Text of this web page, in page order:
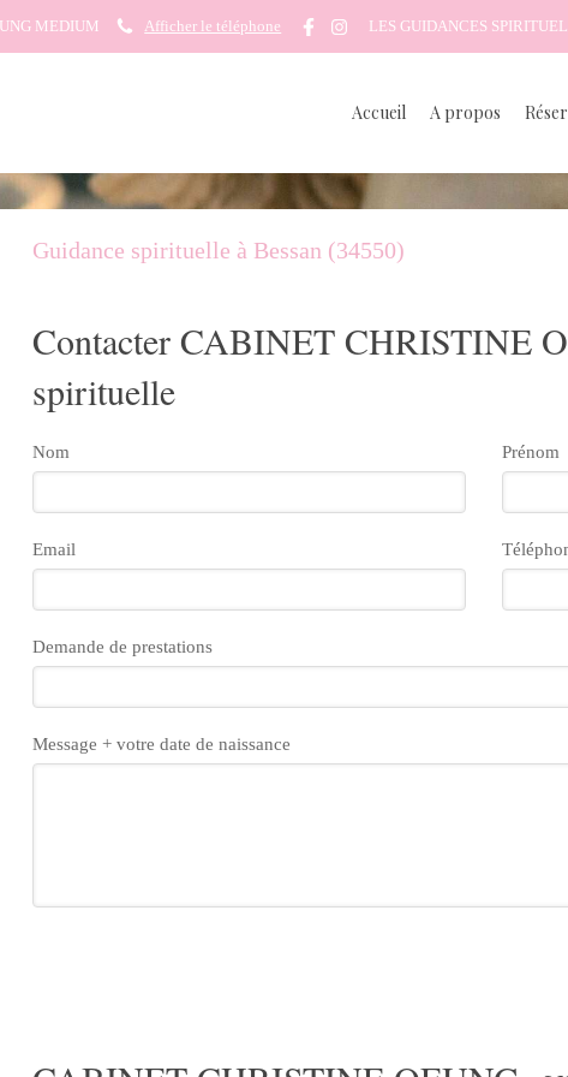
MEDIUM Afficher le téléphone LES GUIDANCES
Accueil A propos
Guidance spirituelle à Bessan (34550)
Contacter CABINET CHRISTINE
spirituelle
Nom Prénom
Email
Demande de prestations
Message + votre date de naissance